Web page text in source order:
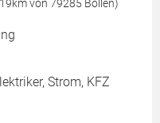
von 79285 Böllen)
Strom, KFZ